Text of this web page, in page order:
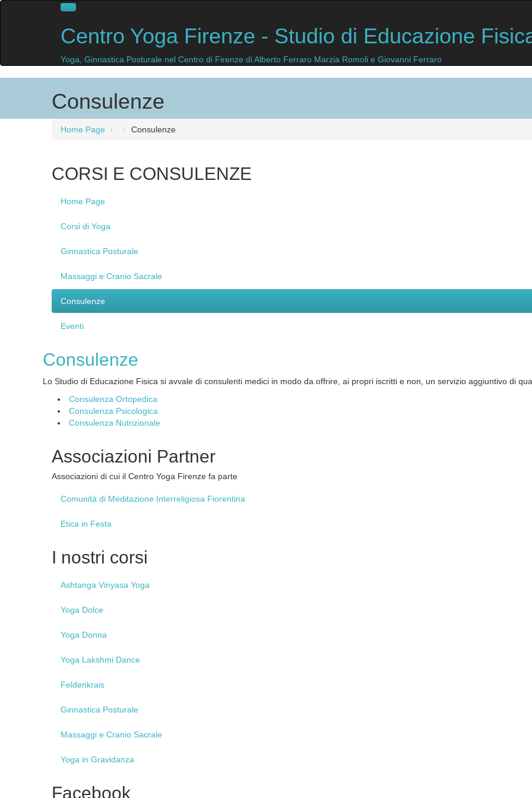
Centro Yoga Firenze - Studio di Educazione
Yoga, Ginnastica Posturale nel Centro di Firenze di Alberto Ferraro Marzia Romoli e Giovanni Ferraro
Consulenze
Home Page Consulenze
CORSI E CONSULENZE
Home Page
Corsi di Yoga
Ginnastica Posturale
Massaggi e Cranio Sacrale
Consulenze
Eventi
Consulenze
Lo Studio di Educazione Fisica si avvale di consulenti medici in modo da offrire, ai propri iscritti e non, un servizio aggiuntivo di
Consulenza Ortopedica
Consulenza Psicologica
Consulenza Nutrizionale
Associazioni Partner
Associazioni di cui il Centro Yoga Firenze fa parte
Comunità di Meditazione Interreligiosa Fiorentina
Etica in Festa
I nostri corsi
Ashtanga Vinyasa Yoga
Yoga Dolce
Yoga Donna
Yoga Lakshmi Dance
Feldenkrais
Ginnastica Posturale
Massaggi e Cranio Sacrale
Yoga in Gravidanza
Facebook